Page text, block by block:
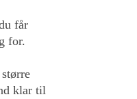
får
for.
klar til